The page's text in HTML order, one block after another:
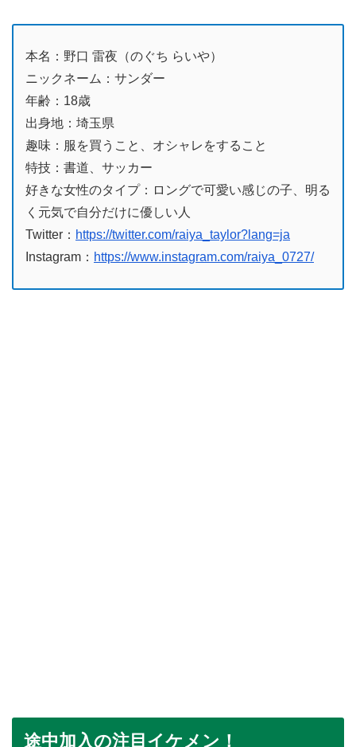
本名：野口 雷夜（のぐち らいや）
ニックネーム：サンダー
年齢：18歳
出身地：埼玉県
趣味：服を買うこと、オシャレをすること
特技：書道、サッカー
好きな女性のタイプ：ロングで可愛い感じの子、明る
く元気で自分だけに優しい人
Twitter： https://twitter.com/raiya_taylor?lang=ja
Instagram： https://www.instagram.com/raiya_0727/
途中加入の注目イケメン！